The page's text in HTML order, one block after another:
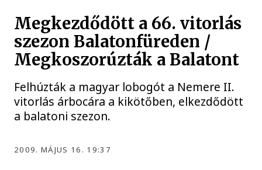
Megkezdődött a 66. vitorlás
szezon Balatonfüreden /
Megkoszorúzták a Balatont
Felhúzták a magyar lobogót a Nemere II.
vitorlás árbocára a kikötőben, elkezdődött
a balatoni szezon.
2009. MÁJUS 16. 19:37